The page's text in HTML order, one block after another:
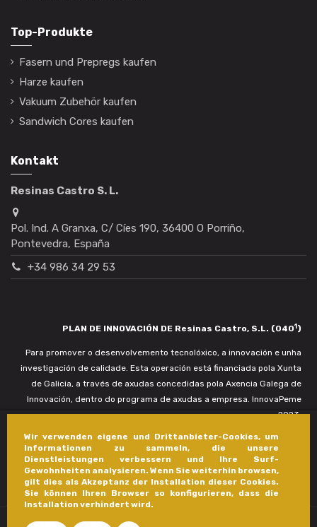
Wir verwenden eigene und Drittanbieter-Cookies, um
Informationen zu sammeln, die unsere
Dienstleistungen verbessern und Ihre Surf-
Gewohnheiten analysieren. Wenn Sie weiterhin browsen,
gilt dies als Akzeptanz der Installation dieser Cookies.
Sie können Ihren Browser so konfigurieren, dass die
Installation verhindert wird.
Top-Produkte
Fasern und Prepregs kaufen
Harze kaufen
Vakuum Zubehör kaufen
Sandwich Cores kaufen
Kontakt
Resinas Castro S. L.
Pol. Ind. A Granxa, C/ Cíes 190, 36400 O Porriño,
Pontevedra, España
+34 986 34 29 53
PLAN DE INNOVACIÓN DE Resinas Castro, S.L. (0401)
Para promover o desenvolvemento tecnolóxico, a innovación e unha
investigación de calidade. Esta operación está financiada pola Xunta
de Galicia, a través de axudas concedidas pola Axencia Galega de
Innovación, dentro do programa de axudas a empresa. InnovaPeme
2023.